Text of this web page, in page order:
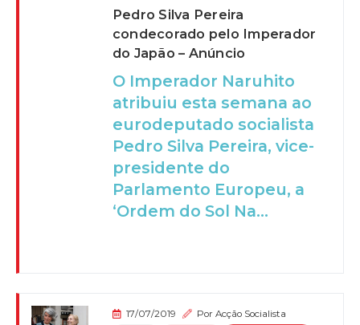
Pedro Silva Pereira
condecorado pelo Imperador
do Japão – Anúncio
O Imperador Naruhito
atribuiu esta semana ao
eurodeputado socialista
Pedro Silva Pereira, vice-
presidente do
Parlamento Europeu, a
‘Ordem do Sol Na...
17/07/2019 PorAcção Socialista